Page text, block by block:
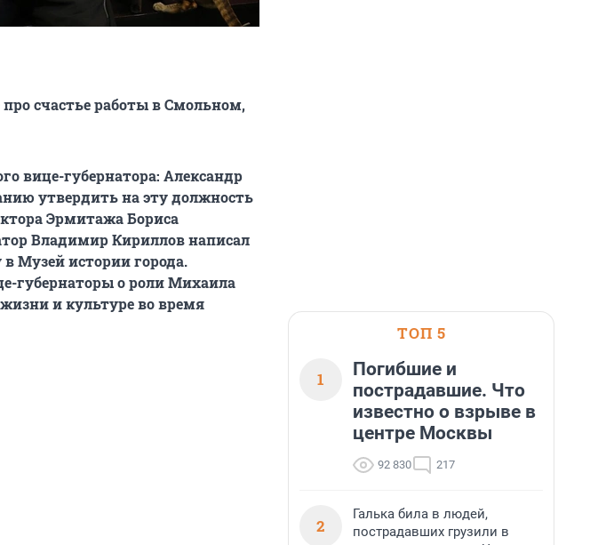
счастье работы в Смольном,
вице-губернатора: Александр
утвердить на эту должность
Эрмитажа Бориса
Владимир Кириллов написал
в Музей истории города.
губернаторы о роли Михаила
и культуре во время
ТОП 5
1
Погибшие и
пострадавшие. Что
известно о взрыве в
центре Москвы
92 830 217
2
Галька била в людей,
пострадавших грузили в